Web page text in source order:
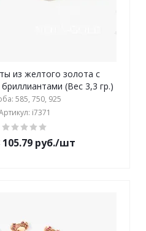
из желтого золота с
(Вес 3,3 гр.)
585, 750, 925
i7371
105.79 руб./шт